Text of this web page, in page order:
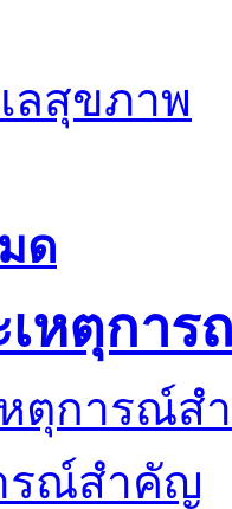
ลสุขภาพ
ด
เหตุกา
รณ์สำคัญ